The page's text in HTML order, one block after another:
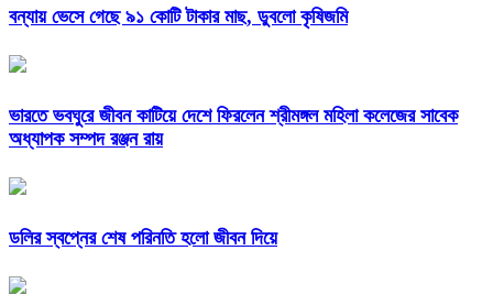
বন্যায় ভেসে গেছে ৯১ কোটি টাকার মাছ, ডুবলো কৃষিজমি
ভারতে ভবঘুরে জীবন কাটিয়ে দেশে ফিরলেন শ্রীমঙ্গল মহিলা কলেজের সাবেক
অধ্যাপক সম্পদ রঞ্জন রায়
ডলির স্বপ্নের শেষ পরিনতি হলো জীবন দিয়ে